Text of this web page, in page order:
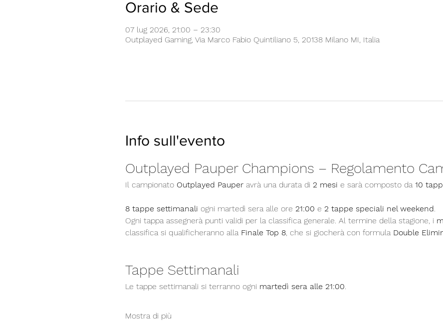
Orario & Sede
07 lug 2026, 21:00 – 23:30
Outplayed Gaming, Via Marco Fabio Quintiliano 5, 20138 Milano MI, Italia
Info sull'evento
Outplayed Pauper Champions – Regolamento
Il campionato Outplayed Pauper avrà una durata di 2 mesi e sarà composto da 10
8 tappe settimanali ogni martedì sera alle ore 21:00 e 2 tappe speciali nel weekend
Ogni tappa assegnerà punti validi per la classifica generale. Al termine della stagione, i
classifica si qualificheranno alla Finale Top 8, che si giocherà con formula Double
Tappe Settimanali
Le tappe settimanali si terranno ogni martedì sera alle 21:00
Mostra di più